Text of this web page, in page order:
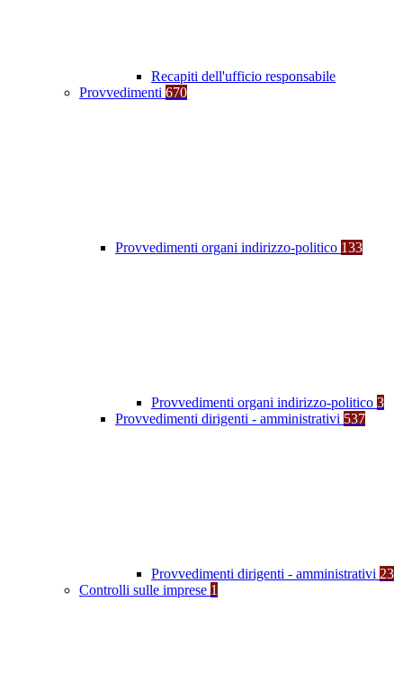
Recapiti dell'ufficio responsabile
Provvedimenti 670
Provvedimenti organi indirizzo-politico 133
Provvedimenti organi indirizzo-politico 3
Provvedimenti dirigenti - amministrativi 537
Provvedimenti dirigenti - amministrativi 23
Controlli sulle imprese 1